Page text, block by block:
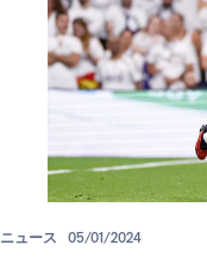
ニュース 05/01/2024